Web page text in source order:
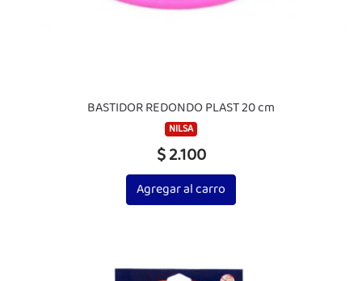
BASTIDOR REDONDO PLAST 20 cm
NILSA
$ 2.100
Agregar al carro